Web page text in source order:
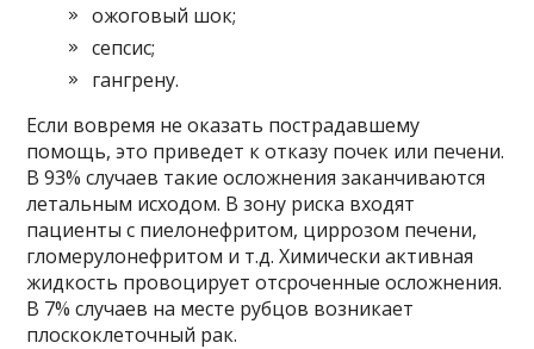
ожоговый шок;
сепсис;
гангрену.
Если вовремя не оказать пострадавшему
помощь, это приведет к отказу почек или печени.
В 93% случаев такие осложнения заканчиваются
летальным исходом. В зону риска входят
пациенты с пиелонефритом, циррозом печени,
гломерулонефритом и т.д. Химически активная
жидкость провоцирует отсроченные осложнения.
В 7% случаев на месте рубцов возникает
плоскоклеточный рак.